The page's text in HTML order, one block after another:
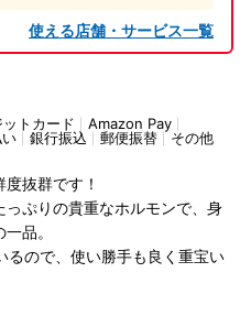
使える店舗・サービス一覧
ットカード
Amazon Pay
銀行振込 郵便振替 その他
抜群です！
ぷりの貴重なホルモンで、身
品。
ので、使い勝手も良く重宝い